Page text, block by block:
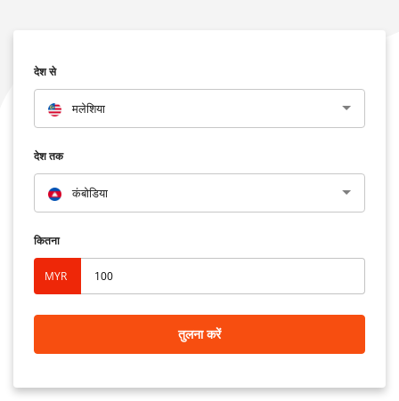
देश से
मलेशिया
देश तक
कंबोडिया
कितना
MYR
तुलना करें